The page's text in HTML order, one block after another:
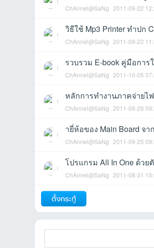
ChAnnel@SaNg 2011-09-22
วิธีใช้ Mp3 Printer ทำปก
ChAnnel@SaNg 2011-09-22
รวบรวม E-book คู่มือการ
ChAnnel@SaNg 2011-10-05
หลักการทำงานภาคจ่ายไ
ChAnnel@SaNg 2011-09-26
ายี่ห้อของ Main Board จา
ChAnnel@SaNg 2011-09-25
โปรแกรม All In One ด้วยตั
ChAnnel@SaNg 2011-08-31